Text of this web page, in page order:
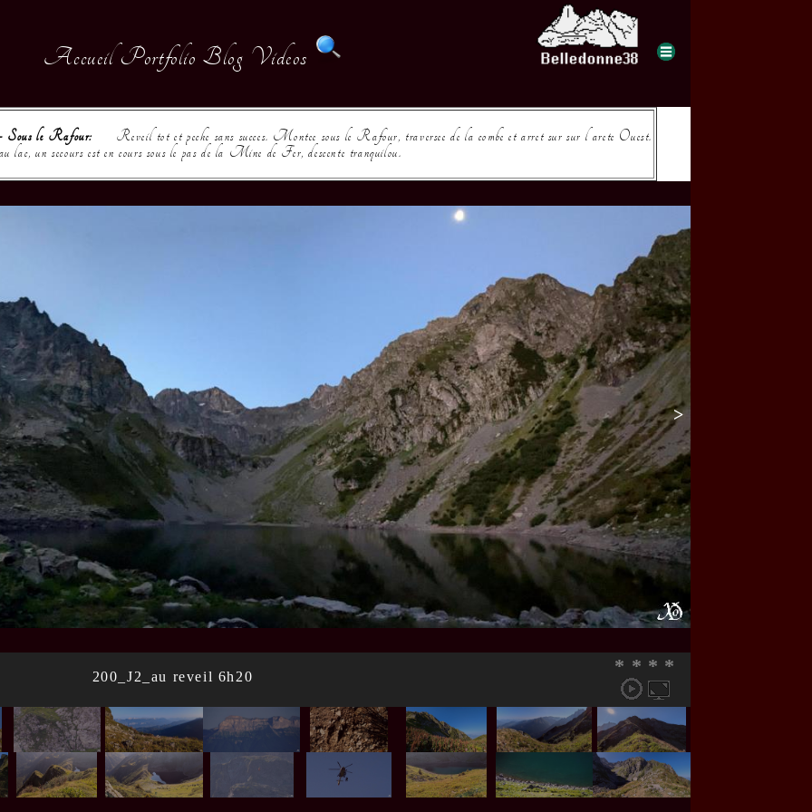
Accueil Portfolio Blog Videos
Sous le Rafour:
Reveil tot et peche sans succes. Montee sous le Rafour, traversee de la combe et arret sur sur l arete Ouest.
lac, un secours est en cours sous le pas de la Mine de Fer, descente tranquilou.
>
* * * *
200_J2_au reveil 6h20